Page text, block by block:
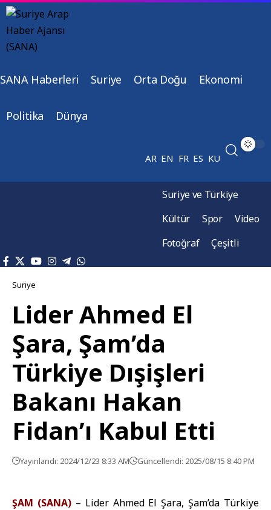
SANA Haberleri Suriye Orta Doğu Ekonomi
Politika Dünya
AR EN FR ES KU
Suriye ve Türkiye
Kültür
Spor
Video
Fotoğraf
Çeşitli
Suriye
Lider Ahmed El
Şara, Şam’da
Türkiye Dışişleri
Bakanı Hakan
Fidan’ı Kabul Etti
Yayınlandı: 2024/12/23 8:33 AM Güncellendi: 2025/08/15 8:40 PM
ŞAM (SANA) – Lider Ahmed El Şara, Şam’da Türkiye